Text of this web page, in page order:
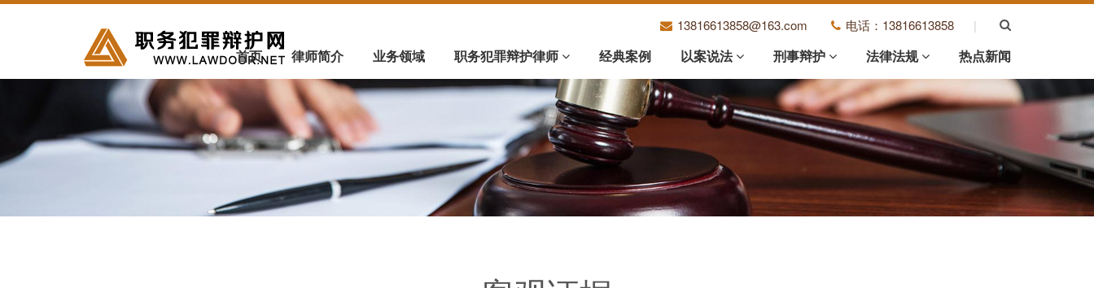
13816613858@163.com 电话：13816613858 |
首页 律师简介 业务领域 职务犯罪辩护律师 经典案例 以案说法 刑事辩护 法律法规 热点新闻